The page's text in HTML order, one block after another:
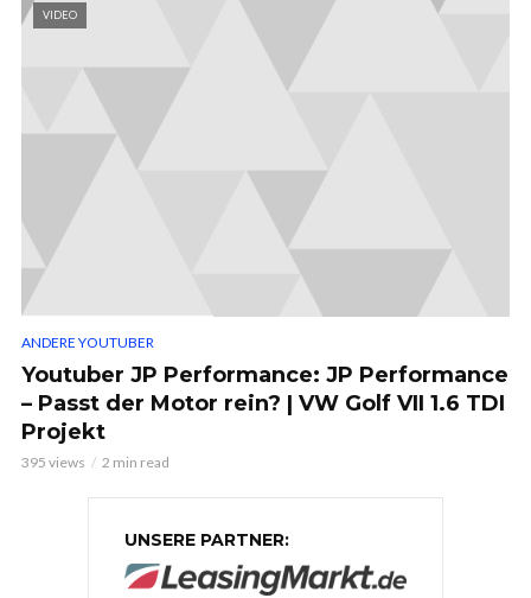
VIDEO
ANDERE YOUTUBER
Youtuber JP Performance: JP Performance
– Passt der Motor rein? | VW Golf VII 1.6 TDI
Projekt
395 views 2 min read
UNSERE PARTNER: